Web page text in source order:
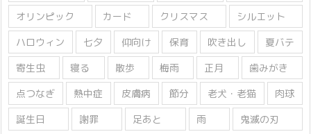
オリンピック
カード クリスマス
シルエット
ハロウィン
七夕 仰向け 保育 吹き出し
夏バテ
寄生虫
寝る 散歩 梅雨 正月
歯みがき
点つなぎ
熱中症 皮膚病 節分 老犬・老猫
肉球
誕生日
謝罪 足あと 雨 鬼滅の刃